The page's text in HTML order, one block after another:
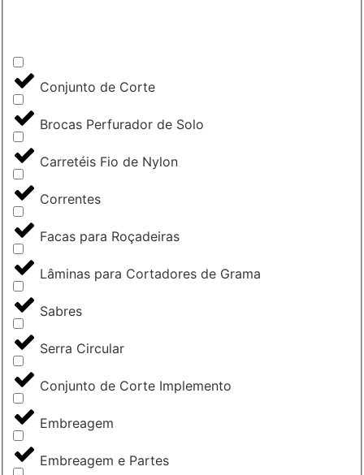
Conjunto de Corte
Brocas Perfurador de Solo
Carretéis Fio de Nylon
Correntes
Facas para Roçadeiras
Lâminas para Cortadores de Grama
Sabres
Serra Circular
Conjunto de Corte Implemento
Embreagem
Embreagem e Partes